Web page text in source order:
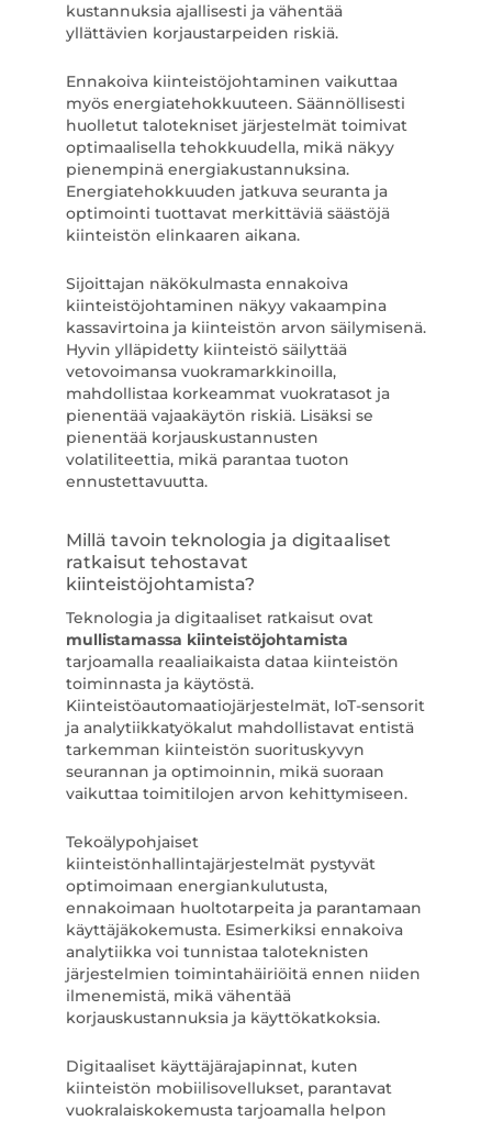
kustannuksia ajallisesti ja vähentää
yllättävien korjaustarpeiden riskiä.
Ennakoiva kiinteistöjohtaminen vaikuttaa
myös energiatehokkuuteen. Säännöllisesti
huolletut talotekniset järjestelmät toimivat
optimaalisella tehokkuudella, mikä näkyy
pienempinä energiakustannuksina.
Energiatehokkuuden jatkuva seuranta ja
optimointi tuottavat merkittäviä säästöjä
kiinteistön elinkaaren aikana.
Sijoittajan näkökulmasta ennakoiva
kiinteistöjohtaminen näkyy vakaampina
kassavirtoina ja kiinteistön arvon säilymisenä.
Hyvin ylläpidetty kiinteistö säilyttää
vetovoimansa vuokramarkkinoilla,
mahdollistaa korkeammat vuokratasot ja
pienentää vajaakäytön riskiä. Lisäksi se
pienentää korjauskustannusten
volatiliteettia, mikä parantaa tuoton
ennustettavuutta.
Millä tavoin teknologia ja digitaaliset
ratkaisut tehostavat
kiinteistöjohtamista?
Teknologia ja digitaaliset ratkaisut ovat
mullistamassa kiinteistöjohtamista
tarjoamalla reaaliaikaista dataa kiinteistön
toiminnasta ja käytöstä.
Kiinteistöautomaatiojärjestelmät, IoT-sensorit
ja analytiikkatyökalut mahdollistavat entistä
tarkemman kiinteistön suorituskyvyn
seurannan ja optimoinnin, mikä suoraan
vaikuttaa toimitilojen arvon kehittymiseen.
Tekoälypohjaiset
kiinteistönhallintajärjestelmät pystyvät
optimoimaan energiankulutusta,
ennakoimaan huoltotarpeita ja parantamaan
käyttäjäkokemusta. Esimerkiksi ennakoiva
analytiikka voi tunnistaa taloteknisten
järjestelmien toimintahäiriöitä ennen niiden
ilmenemistä, mikä vähentää
korjauskustannuksia ja käyttökatkoksia.
Digitaaliset käyttäjärajapinnat, kuten
kiinteistön mobiilisovellukset, parantavat
vuokralaiskokemusta tarjoamalla helpon